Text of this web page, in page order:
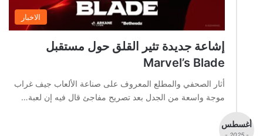
الاخبار
إشاعة جديدة تثير القلق حول مستقبل
Marvel’s Blade
أثار الصحفي والمطلع المعروف على صناعة الألعاب جيف غراب
موجة واسعة من الجدل بعد تصريح مفاجئ قال فيه إن لعبة…
أغسطس